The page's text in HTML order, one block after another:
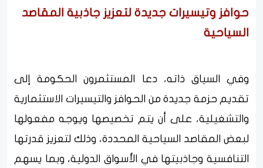
حوافز وتيسيرات جديدة لتعزيز جاذبية المقاصد
السياحية
وفي السياق ذاته، دعا المستثمرون الحكومة إلى
تقديم حزمة جديدة من الحوافز والتيسيرات الاستثمارية
والتشغيلية، على أن يتم تخصيصها ويوجه مفعولها
لبعض المقاصد السياحية المحددة، وذلك لتعزيز قدرتها
التنافسية وجاذبيتها في الأسواق الدولية، وبما يسهم